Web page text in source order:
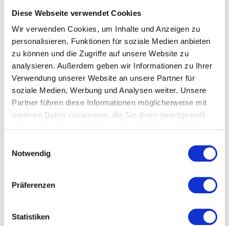
Diese Webseite verwendet Cookies
Wir verwenden Cookies, um Inhalte und Anzeigen zu
personalisieren, Funktionen für soziale Medien anbieten
zu können und die Zugriffe auf unsere Website zu
analysieren. Außerdem geben wir Informationen zu Ihrer
Verwendung unserer Website an unsere Partner für
soziale Medien, Werbung und Analysen weiter. Unsere
Partner führen diese Informationen möglicherweise mit
weiteren Daten zusammen, die Sie ihnen bereitgestellt
Notwendig
Präferenzen
Statistiken
KI INSIDE
EXPERTE für IT & Künstliche Intelligenz